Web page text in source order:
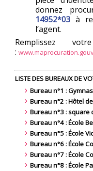
donnez
14952*03 à
l’agent.
Remplissez
:
LISTE DES BUREAUX DE
Bureau n°1 :
Bureau n°2 : Hôtel
Bureau n°3 : square
Bureau n°4 : École
Bureau n°5 : École
Bureau n°6 : École
Bureau n°7 : École
Bureau n°8 : École